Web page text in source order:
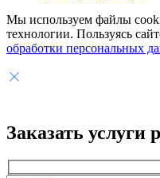
Мы используем файлы
технологии. Пользуясь
обработки персональных
Заказать услуги